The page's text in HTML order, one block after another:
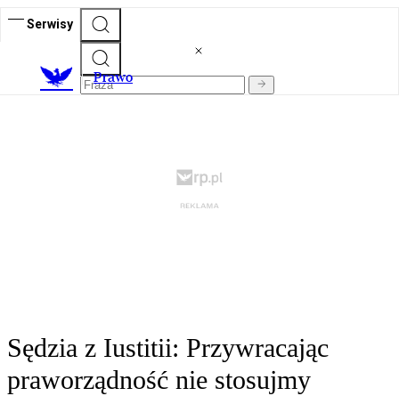
Serwisy
Prawo
Sędzia z Iustitii: Przywracając
praworządność nie stosujmy